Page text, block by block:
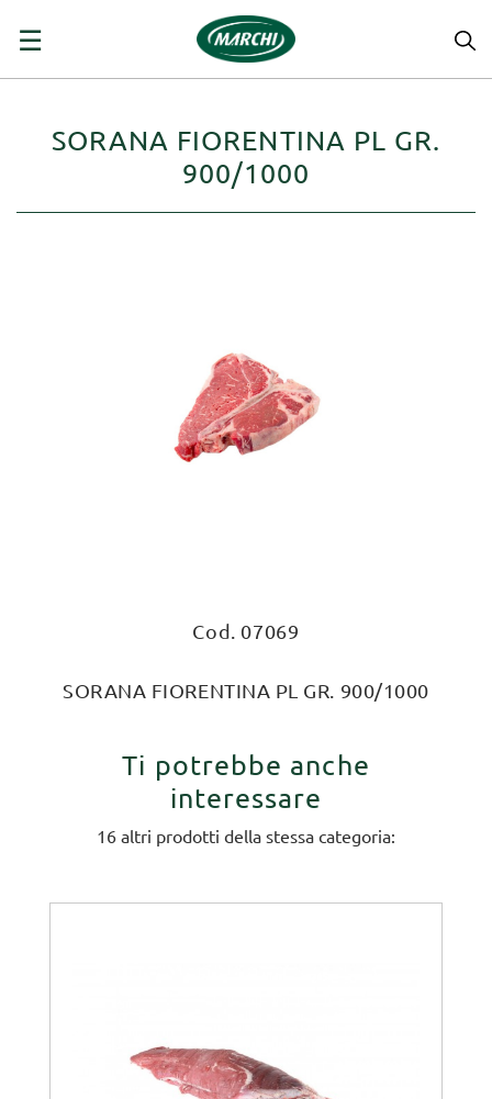
navigazione
☰
SORANA FIORENTINA PL GR.
900/1000
Cod. 07069
SORANA FIORENTINA PL GR. 900/1000
Ti potrebbe anche
interessare
16 altri prodotti della stessa categoria: